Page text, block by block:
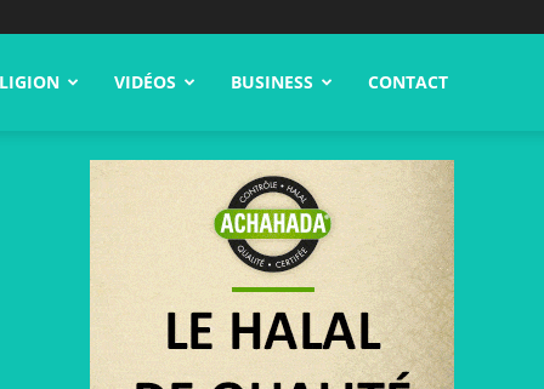
VIDÉOS BUSINESS CONTACT